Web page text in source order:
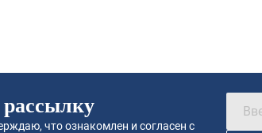
что ознакомлен и согласен с